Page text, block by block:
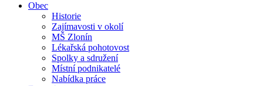
Obec
Historie
Zajímavosti v okolí
MŠ Zlonín
Lékařská pohotovost
Spolky a sdružení
Místní podnikatelé
Nabídka práce